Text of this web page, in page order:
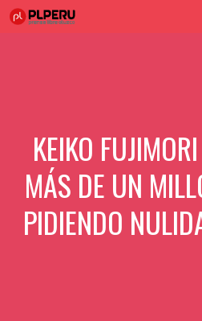
Saltar
KEIKO
MÁS DE UN
PIDIENDO